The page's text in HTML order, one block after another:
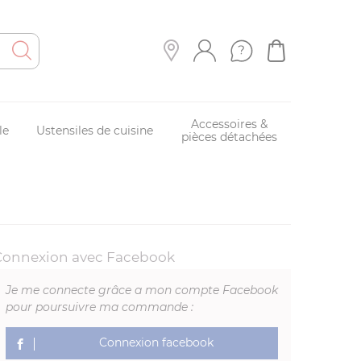
Ustensiles de cuisine
Accessoires &
pièces détachées
avec Facebook
Je me connecte grâce a mon compte Facebook
pour poursuivre ma commande :
Connexion facebook